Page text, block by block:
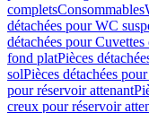
completsConsommables
détachées pour WC
détachées pour
fond platPièces
solPièces détachées
pour réservoir attenant
creux pour réservoir